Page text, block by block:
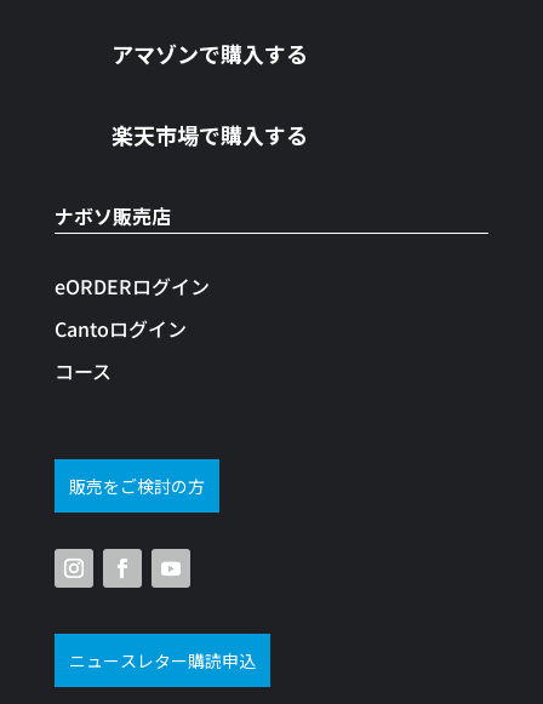
アマゾンで購入する
楽天市場で購入する
ナボソ販売店
eORDERログイン
Cantoログイン
コース
販売をご検討の方
ニュースレター購読申込